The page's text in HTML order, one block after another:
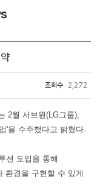
조회수 2,272
2월 서브원(LG그룹),
'을 수주했다고 밝혔다.
션 도입을 통해
환경을 구현할 수 있게